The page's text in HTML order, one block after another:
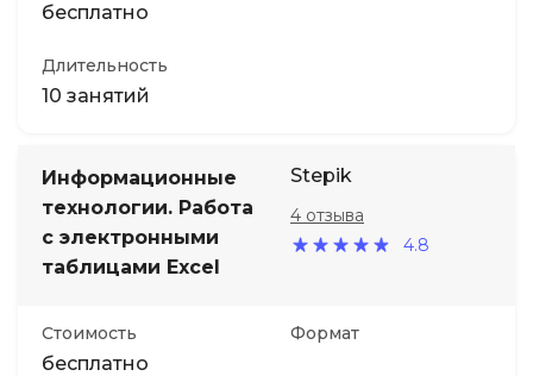
бесплатно
Длительность
10 занятий
Информационные
технологии. Работа
с электронными
таблицами Excel
Stepik
4.8
4 отзыва
Стоимость
бесплатно
Формат